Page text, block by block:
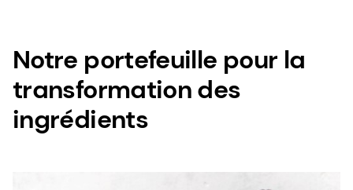
Notre portefeuille pour la
transformation des
ingrédients